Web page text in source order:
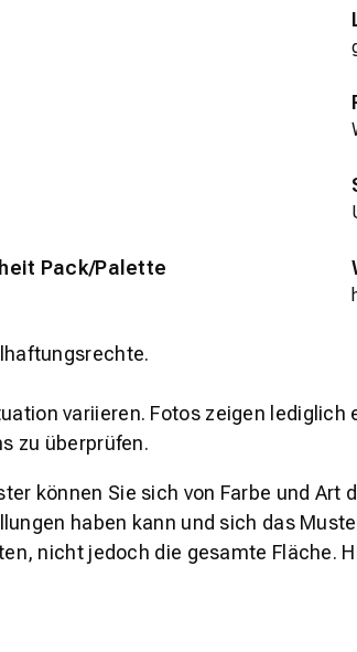
Pack/Palette
variieren. Fotos zeigen
zu überprüfen.
können Sie sich von Farbe und
haben kann und sich das
nicht jedoch die gesamte Fläche.